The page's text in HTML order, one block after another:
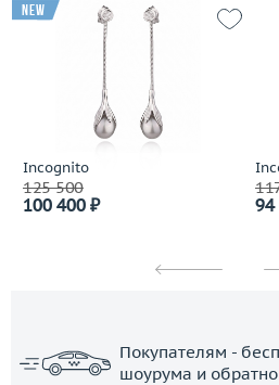
Incognito
125 500
100 400 ₽
new
94
Покупателям -
шоурума и